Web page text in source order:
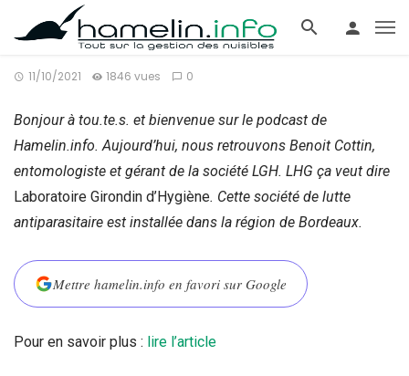
11/10/2021 1846 vues 0
Bonjour à tou.te.s. et bienvenue sur le podcast de
Hamelin.info. Aujourd’hui, nous retrouvons Benoit Cottin,
entomologiste et gérant de la société LGH. LHG ça veut dire
Laboratoire Girondin d’Hygiène. Cette société de lutte
antiparasitaire est installée dans la région de Bordeaux.
Mettre hamelin.info en favori sur Google
Pour en savoir plus : lire l’article